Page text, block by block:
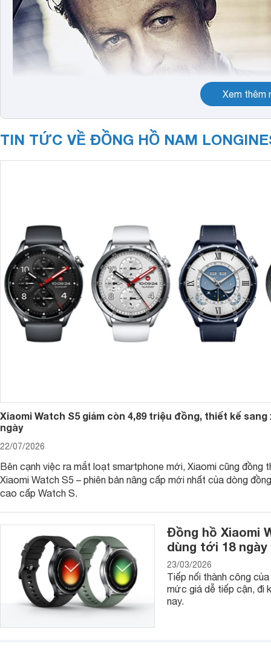
Logines nằm trong số những thương hiệu đồng hồ đẳng
tới cho người sử dụng những dòng đồng hồ để xem thời
đeo.
2. Chất lượng đồng hồ nam Longines có tốt không?
- Tất cả đồng hồ Longines từ
trên đồng hồ. Bên cạnh Longines, chỉ có những dòng đồng
Xem thêm
TIN TỨC VỀ ĐỒNG HỒ NAM
Xiaomi Watch S5 giảm còn 4,89 triệu đồng, thiết kế
ngày
22/07/2026
Bên cạnh việc ra mắt loạt smartphone mới, Xiaomi cũng đồng
Xiaomi Watch S5 – phiên bản nâng cấp mới nhất của dòng
cao cấp Watch S.
Đồng hồ Xiaomi
dùng tới 18 ngày
23/03/2026
Tiếp nối thành công
mức giá dễ tiếp cận, đi
nay.